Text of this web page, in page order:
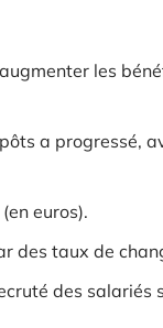
les
a progressé,
euros).
des taux de
des salariés